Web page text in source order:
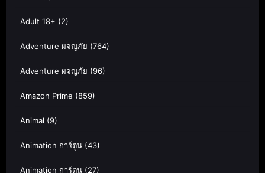
Adult 18+ (2)
Adventure ผจญภัย (764)
Adventure ผจญภัย (96)
Amazon Prime (859)
Animal (9)
Animation การ์ตูน (43)
Animation การ์ตูน (27)